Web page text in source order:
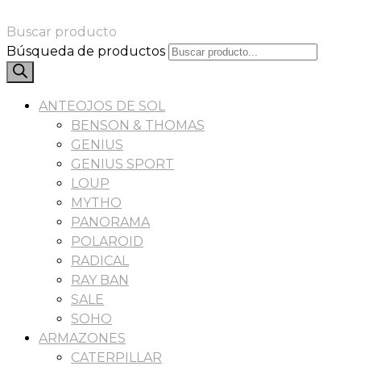
Buscar producto
Búsqueda de productos
ANTEOJOS DE SOL
BENSON & THOMAS
GENIUS
GENIUS SPORT
LOUP
MYTHO
PANORAMA
POLAROID
RADICAL
RAY BAN
SALE
SOHO
ARMAZONES
CATERPILLAR